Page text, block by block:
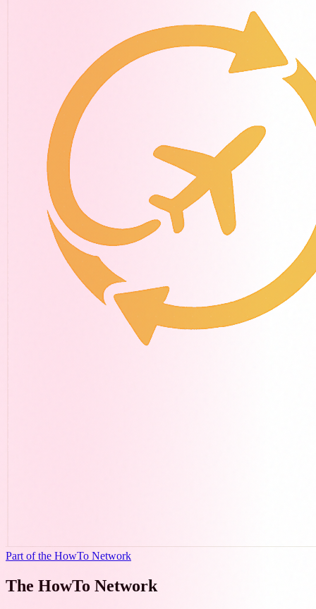
Part of the HowTo Network
The HowTo Network